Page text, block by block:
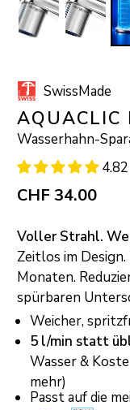
SwissMade
AQUACLIC
Wasserhahn-
4.82
CHF 34.00
Voller Strahl.
Zeitlos im
Monaten.
spürbaren
Weicher,
5 l/min statt
Wasser &
mehr)
Passt auf die